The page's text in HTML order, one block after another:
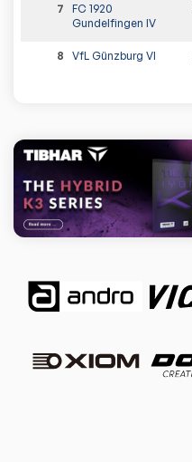
7
FC 1920
Gundelfingen IV
8 VfL Günzburg VI